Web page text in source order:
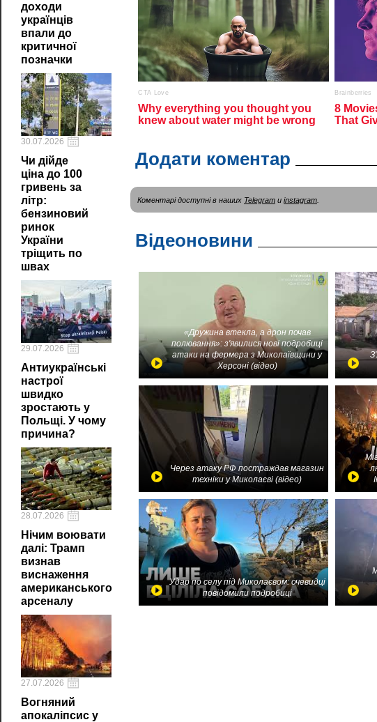
доходи
українців
впали до
критичної
позначки
30.07.2026
Чи дійде
ціна до 100
гривень за
літр:
бензиновий
ринок
України
тріщить по
швах
29.07.2026
Антиукраїнські
настрої
швидко
зростають у
Польщі. У чому
причина?
28.07.2026
Нічим воювати
далі: Трамп
визнав
виснаження
американського
арсеналу
27.07.2026
Вогняний
апокаліпсис у
Додати коментар
Коментарі доступні в наших Telegram и instagram
Відеоновини
«Дружина втекла, а дрон почав
полювання»: з'явилися нові подробиці
атаки на фермера з Миколаївщини у
Херсоні (відео)
Через атаку РФ постраждав магазин
техніки у Миколаєві (відео)
Удар по селу під Миколаєвом: очевидці
повідомили подробиці